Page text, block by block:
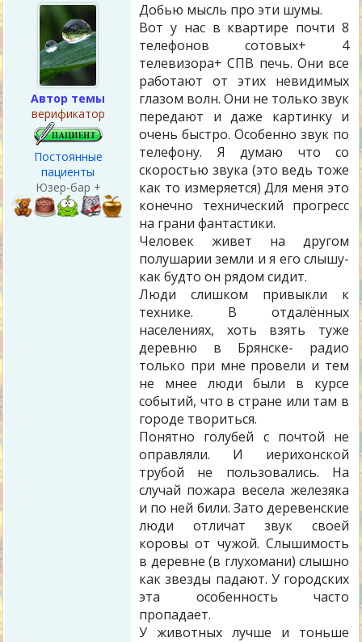
Автор темы
верификатор
Постоянные
пациенты
Юзер-бар +
Добью мысль про эти шумы.
Вот у нас в квартире почти 8
телефонов сотовых+ 4
телевизора+ СПВ печь. Они все
работают от этих невидимых
глазом волн. Они не только звук
передают и даже картинку и
очень быстро. Особенно звук по
телефону. Я думаю что со
скоростью звука (это ведь тоже
как то измеряется) Для меня это
конечно технический прогресс
на грани фантастики.
Человек живет на другом
полушарии земли и я его слышу-
как будто он рядом сидит.
Люди слишком привыкли к
технике. В отдалённых
населениях, хоть взять туже
деревню в Брянске- радио
только при мне провели и тем
не мнее люди были в курсе
событий, что в стране или там в
городе твориться.
Понятно голубей с почтой не
оправляли. И иерихонской
трубой не пользовались. На
случай пожара весела железяка
и по ней били. Зато деревенские
люди отличат звук своей
коровы от чужой. Слышимость
в деревне (в глухомани) слышно
как звезды падают. У городских
эта особенность часто
пропадает.
У животных лучше и тоньше